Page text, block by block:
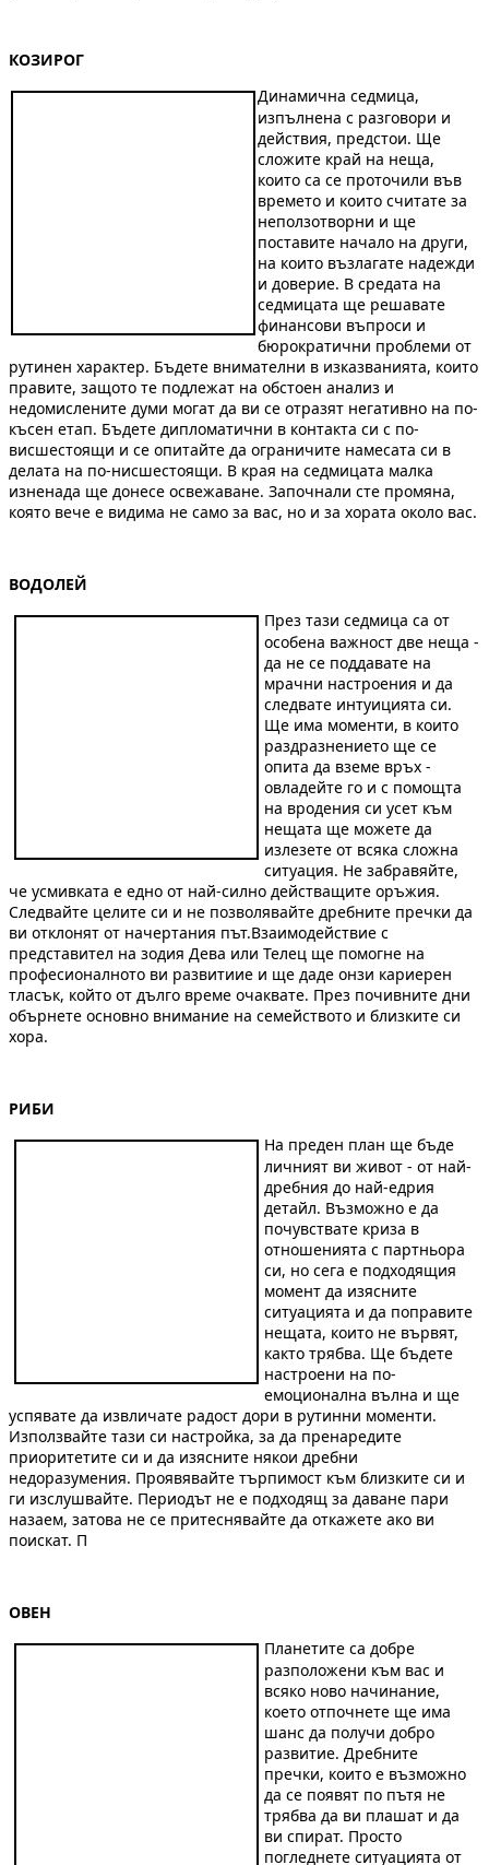
КОЗИРОГ
Динамична седмица,
изпълнена с разговори и
действия, предстои. Ще
сложите край на неща,
които са се проточили във
времето и които считате за
неползотворни и ще
поставите начало на други,
на които възлагате надежди
и доверие. В средата на
седмицата ще решавате
финансови въпроси и
бюрократични проблеми от
рутинен характер. Бъдете внимателни в изказванията, които
правите, защото те подлежат на обстоен анализ и
недомислените думи могат да ви се отразят негативно на по-
късен етап. Бъдете дипломатични в контакта си с по-
висшестоящи и се опитайте да ограничите намесата си в
делата на по-нисшестоящи. В края на седмицата малка
изненада ще донесе освежаване. Започнали сте промяна,
която вече е видима не само за вас, но и за хората около вас.
ВОДОЛЕЙ
През тази седмица са от
особена важност две неща -
да не се поддавате на
мрачни настроения и да
следвате интуицията си.
Ще има моменти, в които
раздразнението ще се
опита да вземе връх -
овладейте го и с помощта
на вродения си усет към
нещата ще можете да
излезете от всяка сложна
ситуация. Не забравяйте,
че усмивката е едно от най-силно действащите оръжия.
Следвайте целите си и не позволявайте дребните пречки да
ви отклонят от начертания път.Взаимодействие с
представител на зодия Дева или Телец ще помогне на
професионалното ви развитиие и ще даде онзи кариерен
тласък, който от дълго време очаквате. През почивните дни
обърнете основно внимание на семейството и близките си
хора.
РИБИ
На преден план ще бъде
личният ви живот - от най-
дребния до най-едрия
детайл. Възможно е да
почувствате криза в
отношенията с партньора
си, но сега е подходящия
момент да изясните
ситуацията и да поправите
нещата, които не вървят,
както трябва. Ще бъдете
настроени на по-
емоционална вълна и ще
успявате да извличате радост дори в рутинни моменти.
Използвайте тази си настройка, за да пренаредите
приоритетите си и да изясните някои дребни
недоразумения. Проявявайте търпимост към близките си и
ги изслушвайте. Периодът не е подходящ за даване пари
назаем, затова не се притеснявайте да откажете ако ви
поискат. П
ОВЕН
Планетите са добре
разположени към вас и
всяко ново начинание,
което отпочнете ще има
шанс да получи добро
развитие. Дребните
пречки, които е възможно
да се появят по пътя не
трябва да ви плашат и да
ви спират. Просто
погледнете ситуацията от